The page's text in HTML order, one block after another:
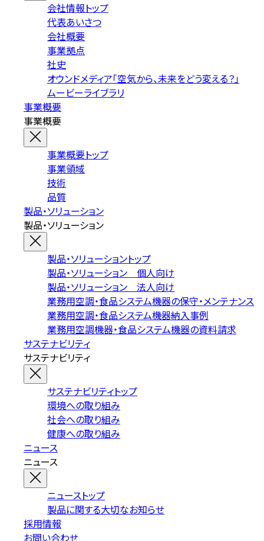
会社情報トップ
代表あいさつ
会社概要
事業拠点
社史
オウンドメディア「空気から、未来をどう変える？」
ムービーライブラリ
事業概要
事業概要
事業概要トップ
事業領域
技術
品質
製品・ソリューション
製品・ソリューション
製品・ソリューショントップ
製品・ソリューション 個人向け
製品・ソリューション 法人向け
業務用空調・食品システム機器の保守・メンテナンス
業務用空調・食品システム機器納入事例
業務用空調機器・食品システム機器の資料請求
サステナビリティ
サステナビリティ
サステナビリティトップ
環境への取り組み
社会への取り組み
健康への取り組み
ニュース
ニュース
ニューストップ
製品に関する大切なお知らせ
採用情報
お問い合わせ